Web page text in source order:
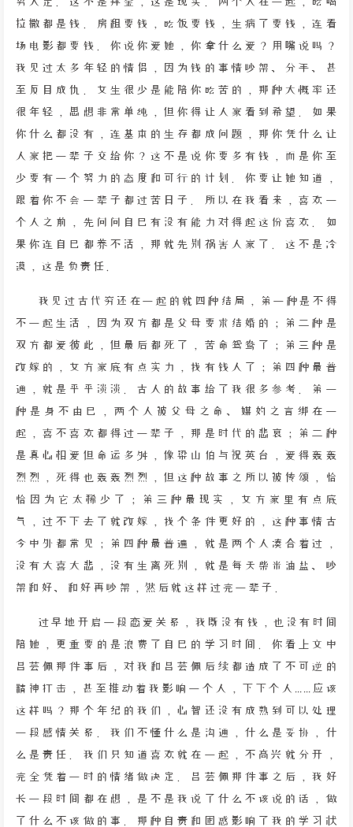
拉撒都是钱。房租要钱，吃饭要钱，生病了要钱，连看
场电影都要钱。你说你爱她，你拿什么爱？用嘴说吗？
我见过太多年轻的情侣，因为钱的事情吵架、分手、甚
至反目成仇。女生很少是能陪你吃苦的，那种大概率还
很年轻，思想非常单纯，但你得让人家看到希望。如果
你什么都没有，连基本的生存都成问题，那你凭什么让
人家把一辈子交给你？这不是说你要多有钱，而是你至
少要有一个努力的态度和可行的计划。你要让她知道，
跟着你不会一辈子都过苦日子。所以在我看来，喜欢一
个人之前，先问问自己有没有能力对得起这份喜欢。如
果你连自己都养不活，那就先别祸害人家了。这不是冷
漠，这是负责任。
我见过古代穷还在一起的就四种结局，第一种是不得
不一起生活，因为双方都是父母要求结婚的；第二种是
双方都爱彼此，但最后都死了，苦命鸳鸯了；第三种是
改嫁的，女方家底有点实力，找有钱人了；第四种最普
通，就是平平淡淡。古人的故事给了我很多参考。第一
种是身不由己，两个人被父母之命、媒妁之言绑在一
起，喜不喜欢都得过一辈子，那是时代的悲哀；第二种
是真心相爱但命运多舛，像梁山伯与祝英台，爱得轰轰
烈烈，死得也轰轰烈烈，但这种故事之所以被传颂，恰
恰因为它太稀少了；第三种最现实，女方家里有点底
气，过不下去了就改嫁，找个条件更好的，这种事情古
今中外都常见；第四种最普遍，就是两个人凑合着过，
没有大喜大悲，没有生离死别，就是每天柴米油盐、吵
架和好、和好再吵架，然后就这样过完一辈子。
过早地开启一段恋爱关系，我既没有钱，也没有时间
陪她，更重要的是浪费了自己的学习时间。你看上文中
吕芸佩那件事后，对我和吕芸佩后续都造成了不可逆的
精神打击，甚至推动着我影响一个人，下下个人……应该
这样吗？那个年纪的我们，心智还没有成熟到可以处理
一段感情关系。我们不懂什么是沟通，什么是妥协，什
么是责任。我们只知道喜欢就在一起，不高兴就分开，
完全凭着一时的情绪做决定。吕芸佩那件事之后，我好
长一段时间都在想，是不是我说了什么不该说的话，做
了什么不该做的事。那种自责和困惑影响了我的学习状